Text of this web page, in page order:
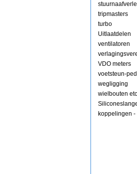
tripmasters
turbo
Uitlaatdelen
ventilatoren
VDO meters
voetsteun-
wegligging
wielbouten
koppelingen